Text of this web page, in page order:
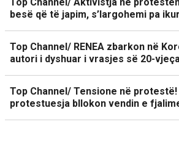
besë që të japim, s’largohemi pa
Top Channel/ RENEA zbarkon në
autori i dyshuar i vrasjes së 20-
Top Channel/ Tensione në protestë!
protestuesja bllokon vendin e